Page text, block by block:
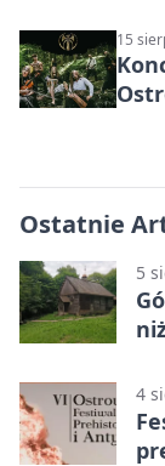
15
Ostatnie
5
4